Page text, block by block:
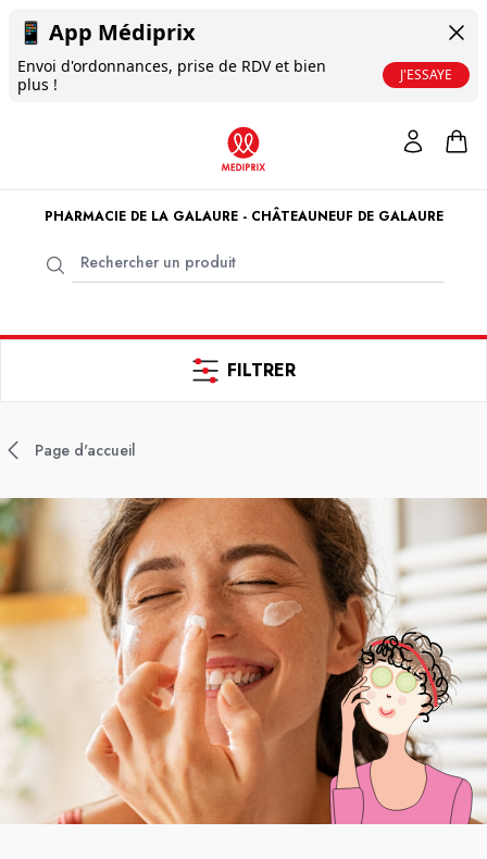
📱 App Médiprix
Envoi d'ordonnances, prise de RDV et bien
plus !
J'ESSAYE
PHARMACIE DE LA GALAURE - CHÂTEAUNEUF DE GALAURE
FILTRER
Page d'accueil